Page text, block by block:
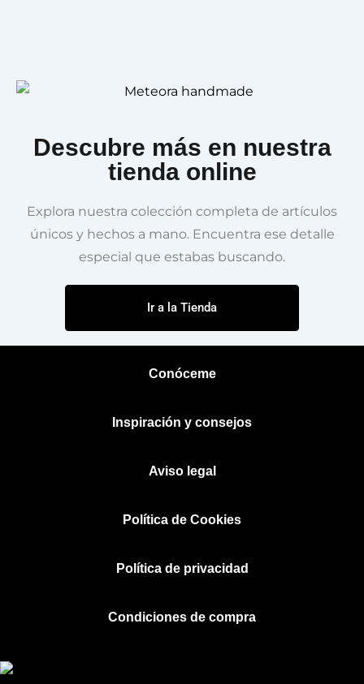
Descubre más en nuestra
tienda online
Explora nuestra colección completa de artículos
únicos y hechos a mano. Encuentra ese detalle
especial que estabas buscando.
Ir a la Tienda
Conóceme
Inspiración y consejos
Aviso legal
Política de Cookies
Política de privacidad
Condiciones de compra